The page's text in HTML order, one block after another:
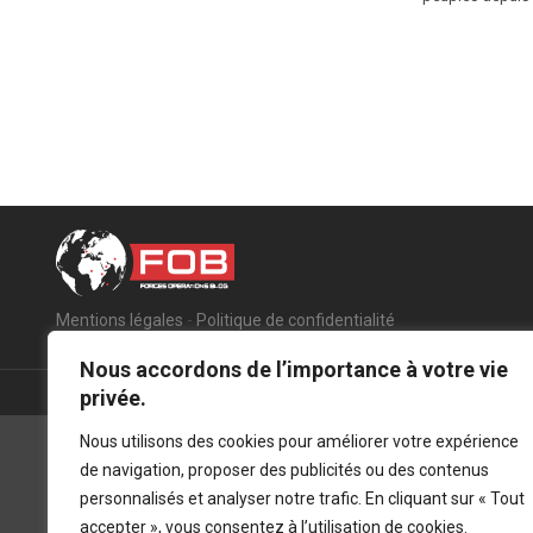
Nous accordons de l’importance à votre vie
privée.
Nous utilisons des cookies pour améliorer votre expérience
de navigation, proposer des publicités ou des contenus
personnalisés et analyser notre trafic. En cliquant sur « Tout
accepter », vous consentez à l’utilisation de cookies.
Mentions légales - Politique de confidentialité